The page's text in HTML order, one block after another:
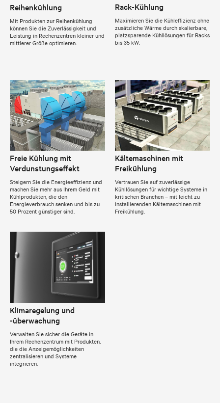
Reihenkühlung
Mit Produkten zur Reihenkühlung
können Sie die Zuverlässigkeit und
Leistung in Rechenzentren kleiner und
mittlerer Größe optimieren.
Rack-Kühlung
Maximieren Sie die Kühleffizienz ohne
zusätzliche Wärme durch skalierbare,
platzsparende Kühllösungen für Racks
bis 35 kW.
Freie Kühlung mit
Verdunstungseffekt
Steigern Sie die Energieeffizienz und
machen Sie mehr aus Ihrem Geld mit
Kühlprodukten, die den
Energieverbrauch senken und bis zu
50 Prozent günstiger sind.
Kältemaschinen mit
Freikühlung
Vertrauen Sie auf zuverlässige
Kühllösungen für wichtige Systeme in
kritischen Branchen – mit leicht zu
installierenden Kältemaschinen mit
Freikühlung.
Klimaregelung und
-überwachung
Verwalten Sie sicher die Geräte in
Ihrem Rechenzentrum mit Produkten,
die die Anzeigemöglichkeiten
zentralisieren und Systeme
integrieren.